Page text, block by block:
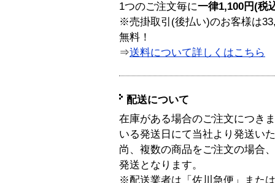
1つのご注文毎に一律1,100円(税
※売掛取引(後払い)のお客様は
無料！
⇒送料について詳しくはこちら
配送について
在庫がある場合のご注文につき
いる発送日にて当社より発送い
尚、複数の商品をご注文の場合
発送となります。
※配送業者は「佐川急便」また